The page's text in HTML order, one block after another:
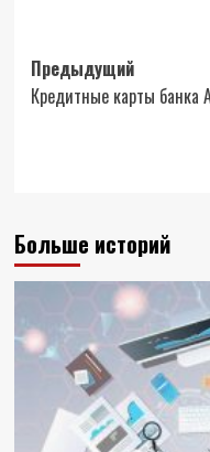
Навигация
записи
Предыдущий
Кредитные карты банка
Больше историй